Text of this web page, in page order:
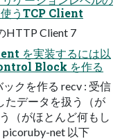
うTCP Client
HTTP Client 7
を実装するには以
Block を作る
ックを作る recv : 受信
たデータを扱う（が
（がほとんど何もし
picoruby-net 以下